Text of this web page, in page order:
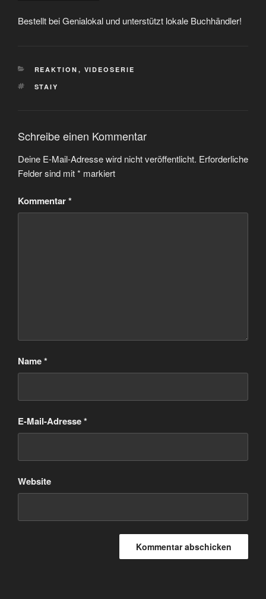
Bestellt bei Genialokal und unterstützt lokale Buchhändler!
KATEGORIEN
REAKTION , VIDEOSERIE
SCHLAGWÖRTER
STAIY
Schreibe einen Kommentar
Deine E-Mail-Adresse wird nicht veröffentlicht. Erforderliche
Felder sind mit* markiert
Kommentar*
Name*
E-Mail-Adresse*
Website